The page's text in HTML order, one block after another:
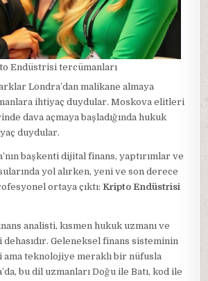
Endüstrisi tercümanları
Londra’dan malikane almaya
ihtiyaç duydular. Moskova elitleri
dava açmaya başladığında hukuk
duydular.
başkenti dijital finans, yaptırımlar ve
yol alırken, yeni ve son derece
ortaya çıktı:Kripto Endüstrisi
analisti, kısmen hukuk uzmanı ve
Geleneksel finans sisteminin
ama teknolojiye meraklı bir nüfusla
bu dil uzmanları Doğu ile Batı, kod ile